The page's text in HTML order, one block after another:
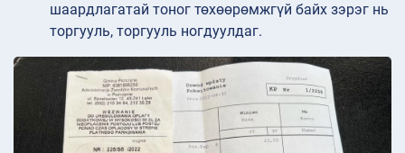
шаардлагатай тоног төхөөрөмжгүй байх зэрэг нь
торгууль, торгууль ногдуулдаг.